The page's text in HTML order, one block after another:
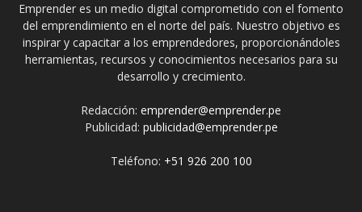
Emprender es un medio digital comprometido con el fomento
del emprendimiento en el norte del país. Nuestro objetivo es
inspirar y capacitar a los emprendedores, proporcionándoles
herramientas, recursos y conocimientos necesarios para su
desarrollo y crecimiento.
Redacción: emprender@emprender.pe
Publicidad: publicidad@emprender.pe
Teléfono: +51 926 200 100